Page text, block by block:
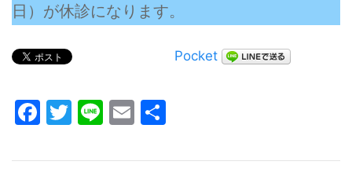
日）が休診になります。
Pocket
Facebook
Twitter
LineEmail